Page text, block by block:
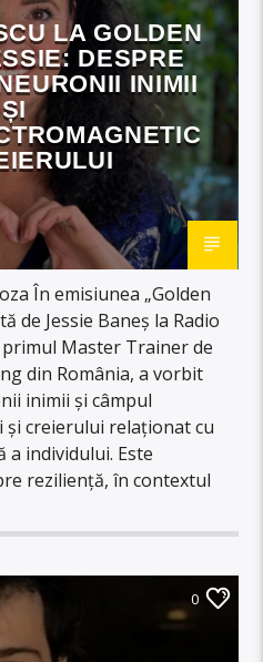
LA GOLDEN
DESPRE
INIMII
ȘI
În emisiunea „Golden
de Jessie Baneș la Radio
primul Master Trainer de
din România, a vorbit
inimii și câmpul
și creierului relaționat cu
a individului. Este
reziliență, în contextul
0